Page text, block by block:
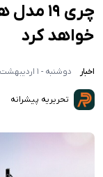
خواهد کرد
اخبار دوشنبه - 1 اردیبهشت 1404 - 16:16
تحریریه پیشرانه